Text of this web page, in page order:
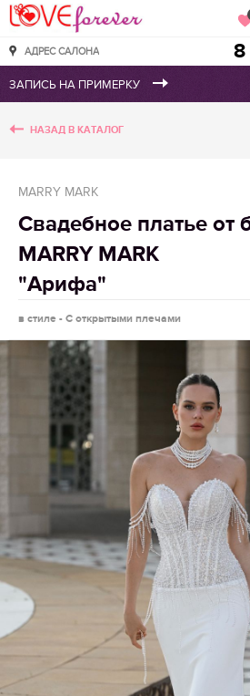
Love Forever
АДРЕС САЛОНА 8
НАЗАД В КАТАЛОГ
MARRY MARK
Свадебное платье от
MARRY MARK
"Арифа"
в стиле - С открытыми плечами